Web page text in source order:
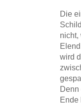
Die
nicht,
wird
Denn
Ende